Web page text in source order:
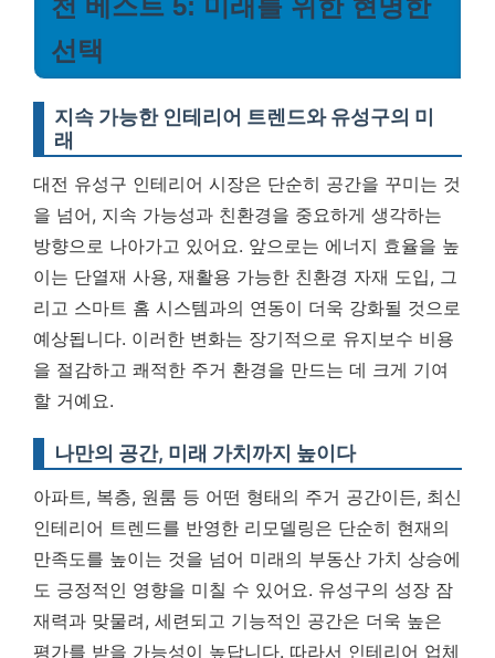
선택
지속 가능한 인테리어 트렌드와 유성구의 미
래
대전 유성구 인테리어 시장은 단순히 공간을 꾸미는 것
을 넘어, 지속 가능성과 친환경을 중요하게 생각하는
방향으로 나아가고 있어요. 앞으로는 에너지 효율을 높
이는 단열재 사용, 재활용 가능한 친환경 자재 도입, 그
리고 스마트 홈 시스템과의 연동이 더욱 강화될 것으로
예상됩니다. 이러한 변화는 장기적으로 유지보수 비용
을 절감하고 쾌적한 주거 환경을 만드는 데 크게 기여
할 거예요.
나만의 공간, 미래 가치까지 높이다
아파트, 복층, 원룸 등 어떤 형태의 주거 공간이든, 최신
인테리어 트렌드를 반영한 리모델링은 단순히 현재의
만족도를 높이는 것을 넘어 미래의 부동산 가치 상승에
도 긍정적인 영향을 미칠 수 있어요. 유성구의 성장 잠
재력과 맞물려, 세련되고 기능적인 공간은 더욱 높은
평가를 받을 가능성이 높답니다. 따라서 인테리어 업체